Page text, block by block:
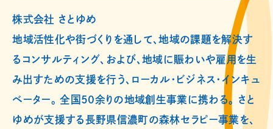
株式会社 さとゆめ
地域活性化や街づくりを通して、地域の課題を解決す
るコンサルティング、および、地域に賑わいや雇用を生
み出すための支援を行う、ローカル・ビジネス・インキュ
ベーター。 全国50余りの地域創生事業に携わる。 さと
ゆめが支援する長野県信濃町の森林セラピー事業を、